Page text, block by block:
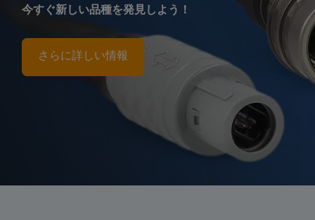
今すぐ新しい品種を発見しよう！
さらに詳しい情報